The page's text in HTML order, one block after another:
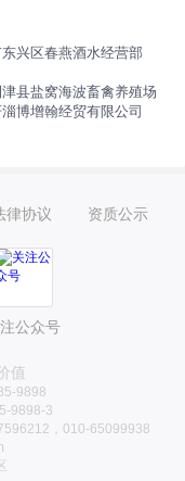
兴区春燕酒水经营部
县盐窝海波畜禽养殖场
淄博增翰经贸有限公司
律协议 资质公示
公众号
值
9898
9898-3
，010-65099938